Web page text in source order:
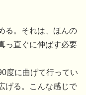
る。それは、ほんの
っ直ぐに伸ばす必要
度に曲げて行ってい
げる。こんな感じで